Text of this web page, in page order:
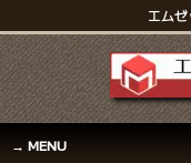
エム
MENU